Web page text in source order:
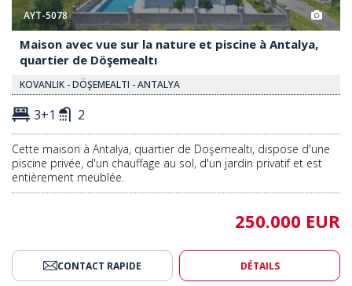
AYT-5078
Maison avec vue sur la nature et piscine à Antalya,
quartier de Döşemealtı
KOVANLIK - DÖŞEMEALTI - ANTALYA
3+1 2
Cette maison à Antalya, quartier de Döşemealtı, dispose d'une
piscine privée, d'un chauffage au sol, d'un jardin privatif et est
entièrement meublée.
250.000 EUR
CONTACT RAPIDE DÉTAILS